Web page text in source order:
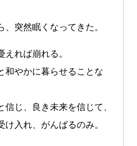
、突然眠くなってきた。
れば崩れる。
和やかに暮らせることな
信じ、良き未来を信じて、
け入れ、がんばるのみ。